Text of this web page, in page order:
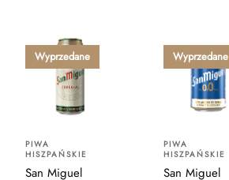
Wyprzedane
PIWA
HISZPAŃSKIE
San Miguel
Wyprzedane
PIWA
HISZPAŃSKIE
San Miguel